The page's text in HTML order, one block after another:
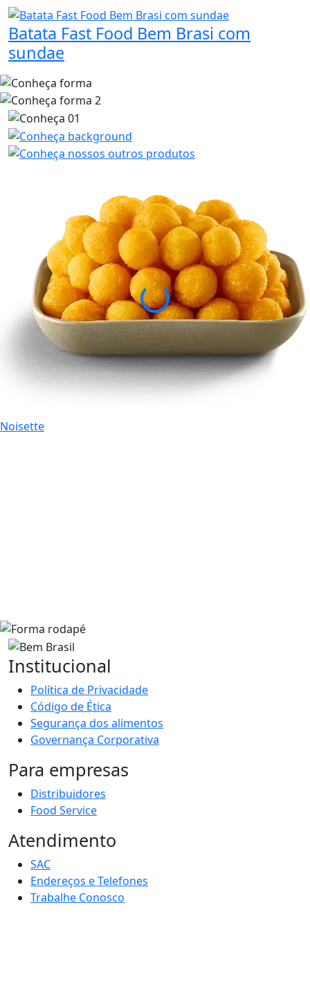
Batata Fast Food Bem Brasi com
sundae
Noisette
Institucional
Política de Privacidade
Código de Ética
Segurança dos alimentos
Governança Corporativa
Para empresas
Distribuidores
Food Service
Atendimento
SAC
Endereços e Telefones
Trabalhe Conosco